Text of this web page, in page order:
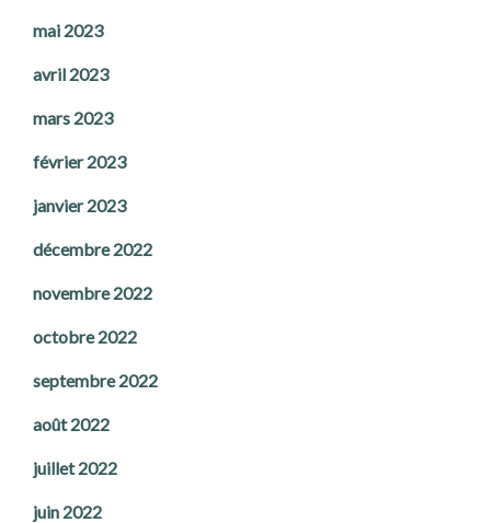
mai 2023
avril 2023
mars 2023
février 2023
janvier 2023
décembre 2022
novembre 2022
octobre 2022
septembre 2022
août 2022
juillet 2022
juin 2022